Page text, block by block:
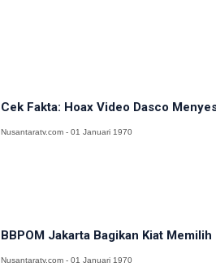
Cek Fakta: Hoax Video Dasco
Nusantaratv.com - 01 Januari 1970
BBPOM Jakarta Bagikan Kiat
Nusantaratv.com - 01 Januari 1970